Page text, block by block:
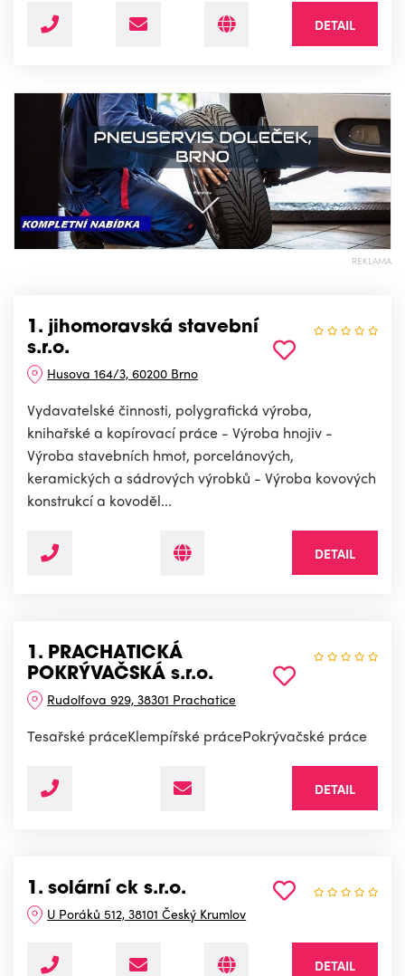
DETAIL
REKLAMA
1. jihomoravská stavební
s.r.o.
Husova 164/3, 60200 Brno
Vydavatelské činnosti, polygrafická výroba,
knihařské a kopírovací práce - Výroba hnojiv -
Výroba stavebních hmot, porcelánových,
keramických a sádrových výrobků - Výroba kovových
konstrukcí a kovoděl...
DETAIL
1. PRACHATICKÁ
POKRÝVAČSKÁ s.r.o.
Rudolfova 929, 38301 Prachatice
Tesařské práceKlempířské prácePokrývačské práce
DETAIL
1. solární ck s.r.o.
U Poráků 512, 38101 Český Krumlov
DETAIL